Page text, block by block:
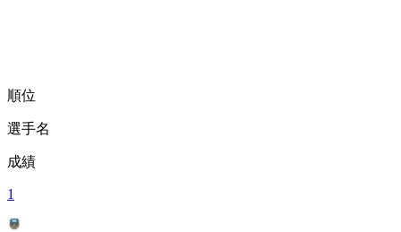
順位
選手名
成績
1